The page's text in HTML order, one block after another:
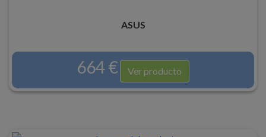
ASUS
664 € Ver producto